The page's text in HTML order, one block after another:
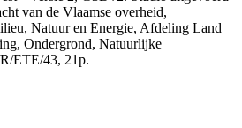
van de Vlaamse overheid,
Natuur en Energie, Afdeling Land
Ondergrond, Natuurlijke
ETE/43, 21p.